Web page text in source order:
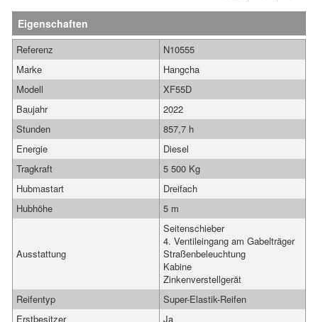
Eigenschaften
Referenz
N10555
Marke
Hangcha
Modell
XF55D
Baujahr
2022
Stunden
857,7 h
Energie
Diesel
Tragkraft
5 500 Kg
Hubmastart
Dreifach
Hubhöhe
5 m
Ausstattung
Seitenschieber
4. Ventileingang am Gabelträger
Straßenbeleuchtung
Kabine
Zinkenverstellgerät
Reifentyp
Super-Elastik-Reifen
Erstbesitzer
Ja